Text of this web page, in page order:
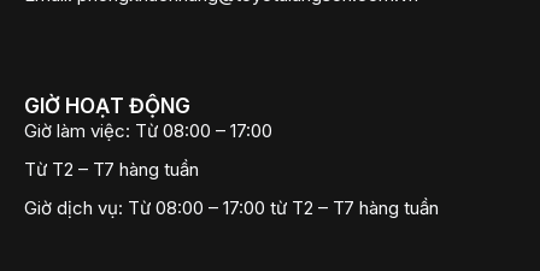
GIỜ HOẠT ĐỘNG
Giờ làm việc: Từ 08:00 – 17:00
Từ T2 – T7 hàng tuần
Giờ dịch vụ: Từ 08:00 – 17:00 từ T2 – T7 hàng tuần